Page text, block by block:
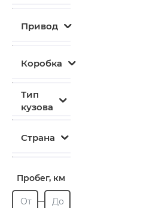
Привод
Коробка
Тип
кузова
Страна
Пробег, км
От До